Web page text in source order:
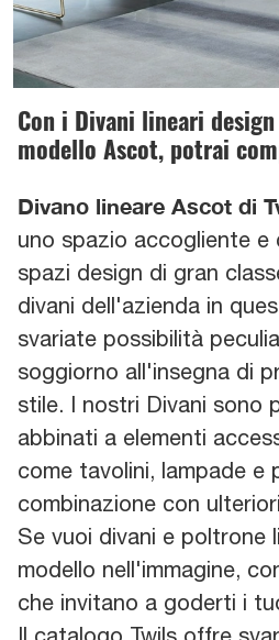
Con i Divani lineari
modello Ascot, potrai
Divano lineare Ascot di
uno spazio accogliente e
spazi design di gran
divani dell'azienda in
svariate possibilità
soggiorno all'insegna di
stile. I nostri Divani sono
abbinati a elementi
come tavolini, lampade e
combinazione con
Se vuoi divani e poltrone
modello nell'immagine,
che invitano a goderti i